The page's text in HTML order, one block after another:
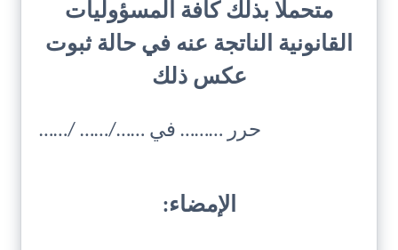
متحملا بذلك كافة المسؤوليات
القانونية الناتجة عنه في حالة ثبوت
عكس ذلك
حرر ……… في ……/…… /……
الإمضاء: